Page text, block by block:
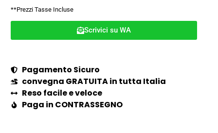
**Prezzi Tasse Incluse
Scrivici su WA
Pagamento Sicuro
convegna GRATUITA in tutta Italia
Reso facile e veloce
Paga in CONTRASSEGNO